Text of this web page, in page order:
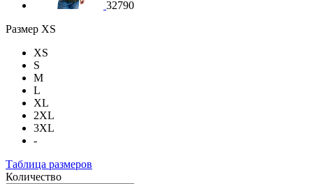
32790
Размер XS
XS
S
M
L
XL
2XL
3XL
-
Таблица размеров
Количество